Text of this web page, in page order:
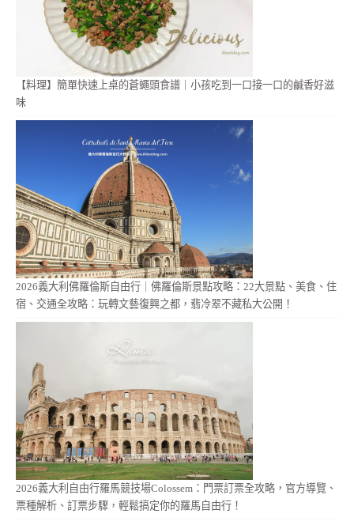
【料理】簡單快速上桌的蒼蠅頭食譜｜小孩吃到一口接一口的鹹香好滋
味
2026義大利佛羅倫斯自由行｜佛羅倫斯景點攻略：22大景點、美食、住
宿、交通全攻略：玩轉文藝復興之都，翡冷翠不藏私大公開！
2026義大利自由行羅馬競技場Colossem：門票訂票全攻略，官方導覽、
票種解析、訂票步驟，輕鬆搞定你的羅馬自由行！